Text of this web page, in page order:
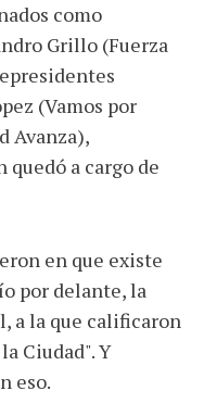
como
Grillo (Fuerza
(Vamos por
Avanza),
a cargo de
en que existe
por delante, la
a la que calificaron
Ciudad". Y
eso.